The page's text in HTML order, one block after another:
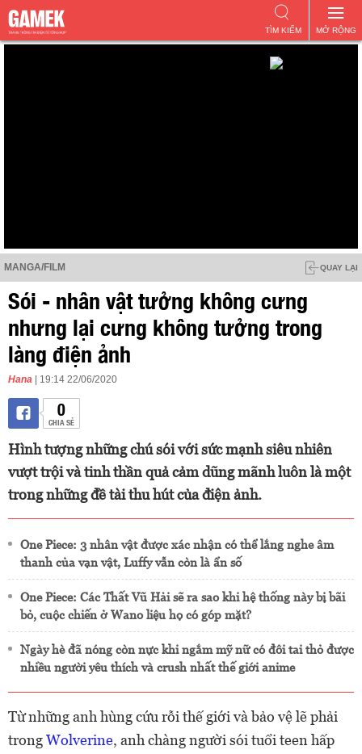
MỞ RỘNG
TÌM KIẾM
MANGA/FILM QUAY LẠI
Sói - nhân vật tưởng không cưng
nhưng lại cưng không tưởng trong
làng điện ảnh
Hana | 19:14 22/06/2020
0
CHIA SẺ
Hình tượng những chú sói với sức mạnh siêu nhiên
vượt trội và tinh thần quả cảm dũng mãnh luôn là một
trong những đề tài thu hút của điện ảnh.
One Piece: 3 nhân vật được xác nhận có thể lắng nghe âm
thanh của vạn vật, Luffy vẫn còn là ẩn số
One Piece: Các Thất Vũ Hải sẽ ra sao khi hệ thống này bị bãi
bỏ, cuộc chiến ở Wano liệu họ có góp mặt?
Ngày hè đã nóng còn nực khi ngắm mỹ nữ có đôi tai thỏ được
nhiều người yêu thích và crush nhất thế giới anime
Từ những anh hùng cứu rỗi thế giới và bảo vệ lẽ phải
trongWolverine, anh chàng người sói tuổi teen hấp